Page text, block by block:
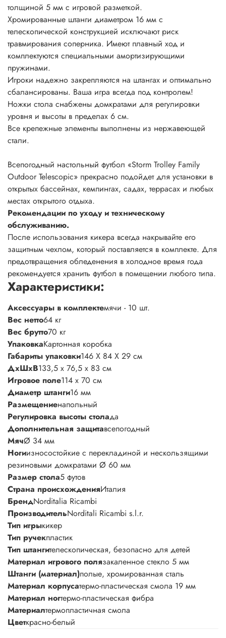
толщиной 5 мм с игровой разметкой.
Хромированные штанги диаметром 16 мм с
телескопической конструкцией исключают риск
травмирования соперника. Имеют плавный ход и
комплектуются специальными амортизирующими
пружинами.
Игроки надежно закрепляются на штангах и оптимально
сбалансированы. Ваша игра всегда под контролем!
Ножки стола снабжены домкратами для регулировки
уровня и высоты в пределах 6 см.
Все крепежные элементы выполнены из нержавеющей
стали.
Всепогодный настольный футбол «Storm Trolley Family
Outdoor Telescopic» прекрасно подойдет для установки в
открытых бассейнах, кемпингах, садах, террасах и любых
местах открытого отдыха.
Рекомендации по уходу и техническому
обслуживанию.
После использования кикера всегда накрывайте его
защитным чехлом, который поставляется в комплекте. Для
предотвращения обледенения в холодное время года
рекомендуется хранить футбол в помещении любого типа.
Характеристики:
Аксессуары в комплектемячи - 10 шт.
Вес нетто64 кг
Вес брутто70 кг
УпаковкаКартонная коробка
Габариты упаковки146 X 84 X 29 см
ДхШхВ133,5 x 76,5 x 83 см
Игровое поле114 x 70 см
Диаметр штанги16 мм
Размещениенапольный
Регулировка высоты столада
Дополнительная защитавсепогодный
МячØ 34 мм
Ногиизносостойкие с перекладиной и нескользящими
резиновыми домкратами Ø 60 мм
Размер стола5 футов
Страна происхожденияИталия
БрендNorditalia Ricambi
ПроизводительNorditali Ricambi s.l.r.
Тип игрыкикер
Тип ручекпластик
Тип штангителескопическая, безопасно для детей
Материал игрового полязакаленное стекло 5 мм
Штанги (материал)полые, хромированная сталь
Материал корпусатермо-пластическая смола 19 мм
Материал ногтермо-пластическая фибра
Материалтермопластичная смола
Цветкрасно-белый